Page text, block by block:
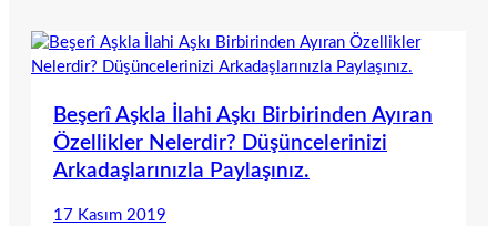
Beşerî Aşkla İlahi Aşkı Birbirinden Ayıran
Özellikler Nelerdir? Düşüncelerinizi
Arkadaşlarınızla Paylaşınız.
17 Kasım 2019